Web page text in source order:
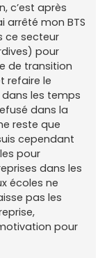
c’est après
arrêté mon BTS
ce secteur
pour
de transition
refaire le
les temps
dans la
reste que
cependant
pour
dans les
écoles ne
pas les
pour